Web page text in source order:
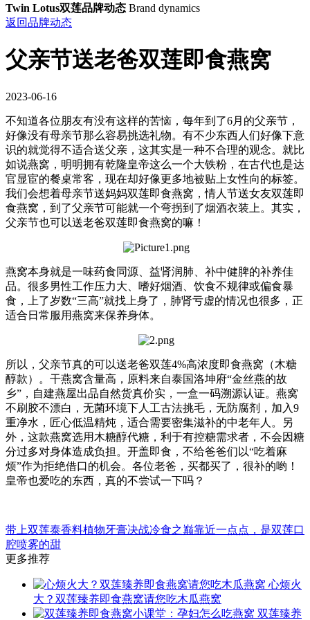
Twin Lotus双莲品牌动态 Brand dynamics
返回品牌动态
父亲节送老爸双莲即食燕窝
2023-06-16
不知道各位朋友有没有这样的苦恼，每年到了6月的父亲节，
好像没有母亲节那么容易挑选礼物。有不少东西人们好像下意
识的就觉得不适合送父亲，这其实是一种不合理的观念。就比
如说燕窝，明明拥有乾隆皇帝这么一个大铁粉，在古代也是达
官显宦的餐桌常客，现在却好像更多地被贴上女性向的标签。
我们会想着母亲节送妈妈双莲即食燕窝，情人节送女友双莲即
食燕窝，到了父亲节可能就一个弯拐到了烟酒衣装上。其实，
父亲节也可以送老爸双莲即食燕窝的嘛！
燕窝本身就是一味药食同源、益肾润肺、补中健脾的补养佳
品。很多男性工作压力大、嗜好烟酒、饮食不规律或偏食暴
食，上了岁数“三高”就找上身了，肺肾亏虚的情况也很多，正
适合日常服用燕窝来保养身体。
所以，父亲节真的可以送老爸双莲4%高浓度即食燕窝（木糖
醇款）。干燕窝含量高，原料来自泰国洛坤府“金丝燕的故
乡”，自建燕屋出品自然货真价实，一盒一码溯源认证。燕窝
不刷胶不漂白，无菌环境下人工古法挑毛，无防腐剂，加入9
重净水，匠心低温精炖，适合需要密集滋补的中老年人。另
外，这款燕窝选用木糖醇代糖，利于有控糖需求者，不会因糖
分过多对身体造成负担。开盖即食，不给爸爸们以“吃着麻
烦”作为拒绝借口的机会。各位老爸，买都买了，很补的哟！
皇帝也爱吃的东西，真的不尝试一下吗？
带上双莲泰香料植物牙膏决战冷食之巅靠近一点点，是双莲口
腔喷雾的甜
更多推荐
心烦火
大？双莲臻养即食燕窝请您吃木瓜燕窝
双莲臻养